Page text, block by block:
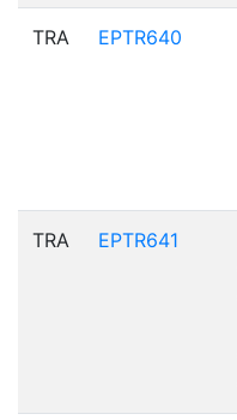
TRA EPTR640
TRA EPTR641